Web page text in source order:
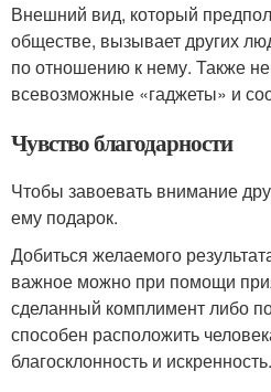
Внешний вид, который
обществе, вызывает других
по отношению к нему. Также
всевозможные «гаджеты» и
Чувство благодарности
Чтобы завоевать внимание
ему подарок.
Добиться желаемого
важное можно при помощи
сделанный комплимент либо
способен расположить
благосклонность и искренность.